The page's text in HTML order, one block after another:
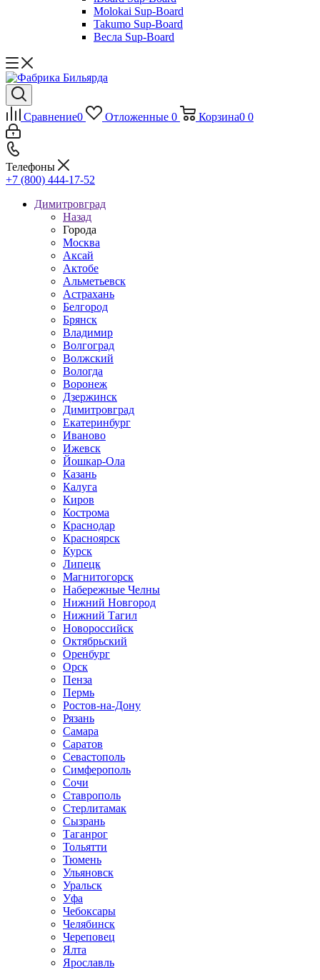
Molokai Sup-Board
Takumo Sup-Board
Весла Sup-Board
Сравнение0 Отложенные 0 Корзина0 0
Телефоны
+7 (800) 444-17-52
Димитровград
Назад
Города
Москва
Аксай
Актобе
Альметьевск
Астрахань
Белгород
Брянск
Владимир
Волгоград
Волжский
Вологда
Воронеж
Дзержинск
Димитровград
Екатеринбург
Иваново
Ижевск
Йошкар-Ола
Казань
Калуга
Киров
Кострома
Краснодар
Красноярск
Курск
Липецк
Магнитогорск
Набережные Челны
Нижний Новгород
Нижний Тагил
Новороссийск
Октябрьский
Оренбург
Орск
Пенза
Пермь
Ростов-на-Дону
Рязань
Самара
Саратов
Севастополь
Симферополь
Сочи
Ставрополь
Стерлитамак
Сызрань
Таганрог
Тольятти
Тюмень
Ульяновск
Уральск
Уфа
Чебоксары
Челябинск
Череповец
Ялта
Ярославль